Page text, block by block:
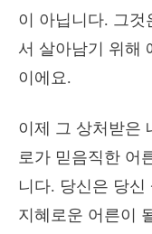
이 아닙니다. 그것
서 살아남기 위해
이에요.
이제 그 상처받은
로가 믿음직한 어
니다. 당신은 당
지혜로운 어른이